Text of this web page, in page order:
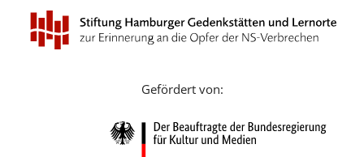
Português
Русский
Gefördert von: